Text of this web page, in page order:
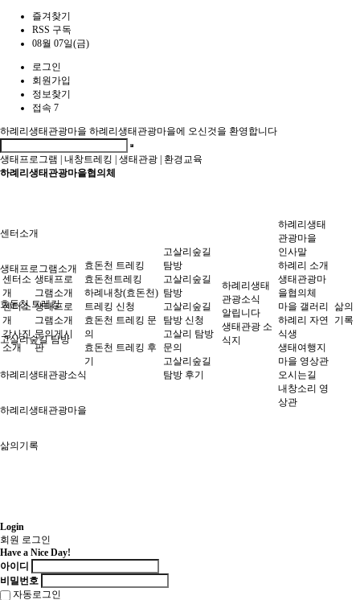
즐겨찾기
RSS 구독
08월 07일(금)
로그인
회원가입
정보찾기
접속 7
하례리생태관광마을 하례리생태관광마을에 오신것을 환영합니다
생태프로그램 내창트레킹 생태관광 환경교육
하례리생태관광마을협의체
센터소개
생태프로그램소개
효돈천 트레킹
고살리숲길 탐방
하례리생태관광소식
하례리생태관광마을
삶의기록
센터소
개
센터소
개
강사진
소개
생태프로
그램소개
생태프로
그램소개
문의게시
판
효돈천 트레킹
효돈천트레킹
하례내창(효돈천)
트레킹 신청
효돈천 트레킹 문
의
효돈천 트레킹 후
기
고살리숲길
탐방
고살리숲길
탐방
고살리숲길
탐방 신청
고살리 탐방
문의
고살리숲길
탐방 후기
하례리생태
관광소식
알립니다
생태관광 소
식지
하례리생태
관광마을
인사말
하례리 소개
생태관광마
을협의체
마을 갤러리
하례리 자연
식생
생태여행지
마을 영상관
오시는길
내창소리 영
상관
삶의
기록
Login
회원 로그인
Have a Nice Day!
아이디
비밀번호
자동로그인